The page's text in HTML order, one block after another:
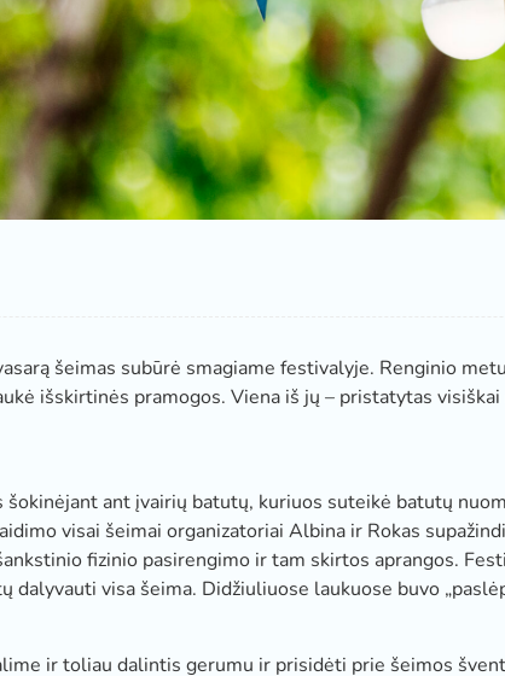
šeimas subūrė smagiame festivalyje. Renginio
išskirtinės pramogos. Viena iš jų – pristatytas visiškai
ant įvairių batutų, kuriuos suteikė batutų
visai šeimai organizatoriai Albina ir Rokas
fizinio pasirengimo ir tam skirtos aprangos.
dalyvauti visa šeima. Didžiuliuose laukuose buvo
ir toliau dalintis gerumu ir prisidėti prie šeimos